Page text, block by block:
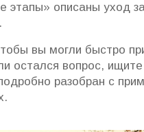
этапы» описаны уход
вы могли быстро
остался вопрос,
разобран с